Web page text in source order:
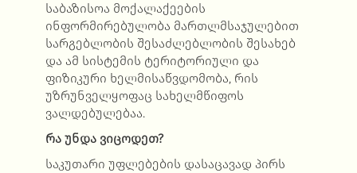
საბაზისოა მოქალაქეების
ინფორმირებულობა მართლმსაჯულებით
სარგებლობის შესაძლებლობის შესახებ
და ამ სისტემის ტერიტორიული და
ფიზიკური ხელმისაწვდომობა, რის
უზრუნველყოფაც სახელმწიფოს
ვალდებულებაა.
რა უნდა ვიცოდეთ?
საკუთარი უფლებების დასაცავად პირს